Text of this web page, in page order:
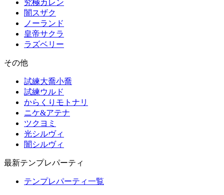
究極カレン
闇スザク
ノーランド
皇帝サクラ
ラズベリー
その他
試練大喬小喬
試練ウルド
からくりモトナリ
ニケ&アテナ
ツクヨミ
光シルヴィ
闇シルヴィ
最新テンプレパーティ
テンプレパーティ一覧